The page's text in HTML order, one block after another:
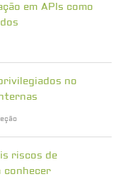
em APIs como
no
riscos de
conhecer